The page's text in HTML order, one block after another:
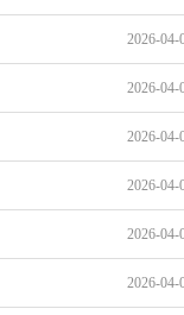
2026-04-
2026-04-
2026-04-
2026-04-
2026-04-
2026-04-